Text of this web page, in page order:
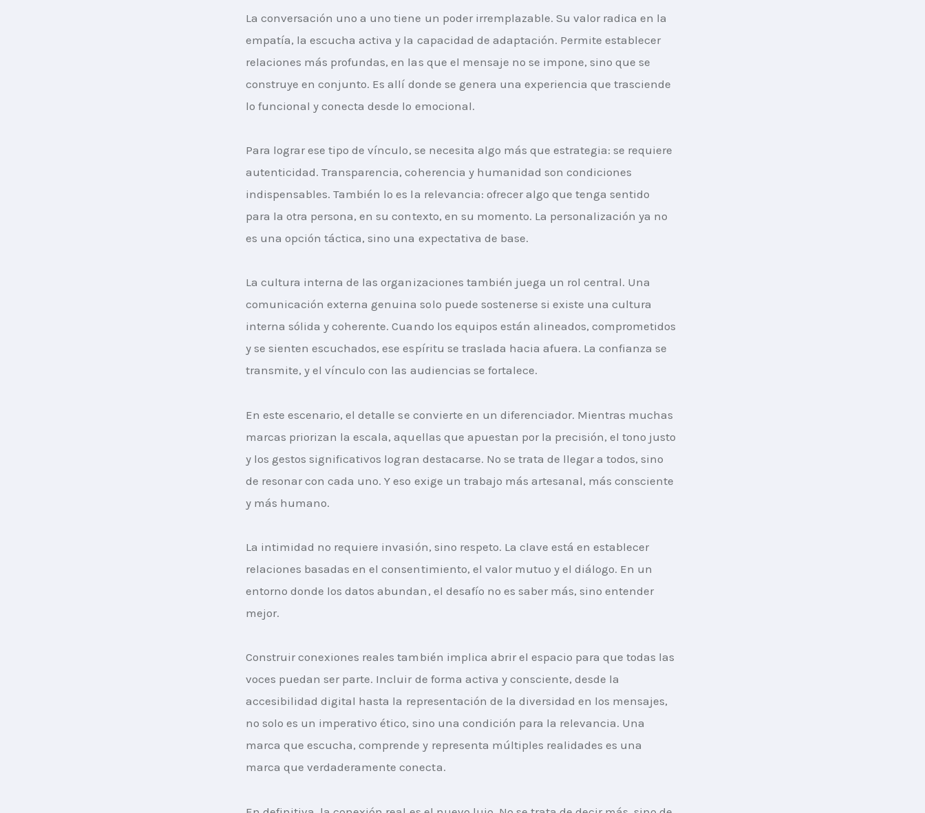
La conversación uno a uno tiene un poder irremplazable. Su valor radica en la
empatía, la escucha activa y la capacidad de adaptación. Permite establecer
relaciones más profundas, en las que el mensaje no se impone, sino que se
construye en conjunto. Es allí donde se genera una experiencia que trasciende
lo funcional y conecta desde lo emocional.
Para lograr ese tipo de vínculo, se necesita algo más que estrategia: se requiere
autenticidad. Transparencia, coherencia y humanidad son condiciones
indispensables. También lo es la relevancia: ofrecer algo que tenga sentido
para la otra persona, en su contexto, en su momento. La personalización ya no
es una opción táctica, sino una expectativa de base.
La cultura interna de las organizaciones también juega un rol central. Una
comunicación externa genuina solo puede sostenerse si existe una cultura
interna sólida y coherente. Cuando los equipos están alineados, comprometidos
y se sienten escuchados, ese espíritu se traslada hacia afuera. La confianza se
transmite, y el vínculo con las audiencias se fortalece.
En este escenario, el detalle se convierte en un diferenciador. Mientras muchas
marcas priorizan la escala, aquellas que apuestan por la precisión, el tono justo
y los gestos significativos logran destacarse. No se trata de llegar a todos, sino
de resonar con cada uno. Y eso exige un trabajo más artesanal, más consciente
y más humano.
La intimidad no requiere invasión, sino respeto. La clave está en establecer
relaciones basadas en el consentimiento, el valor mutuo y el diálogo. En un
entorno donde los datos abundan, el desafío no es saber más, sino entender
mejor.
Construir conexiones reales también implica abrir el espacio para que todas las
voces puedan ser parte. Incluir de forma activa y consciente, desde la
accesibilidad digital hasta la representación de la diversidad en los mensajes,
no solo es un imperativo ético, sino una condición para la relevancia. Una
marca que escucha, comprende y representa múltiples realidades es una
marca que verdaderamente conecta.